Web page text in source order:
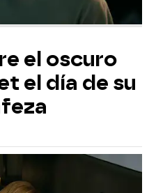
el oscuro
el día de su